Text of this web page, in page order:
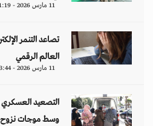
11 مارس 2026 - 11:19
تصاعد التنمر
العالم الرقمي
11 مارس 2026 - 13:44
التصعيد
وسط موجات نزوح